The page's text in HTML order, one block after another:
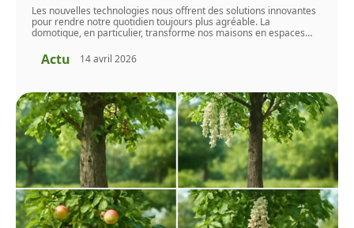
Les nouvelles technologies nous offrent des solutions innovantes
pour rendre notre quotidien toujours plus agréable. La
domotique, en particulier, transforme nos maisons en espaces…
Actu 14 avril 2026